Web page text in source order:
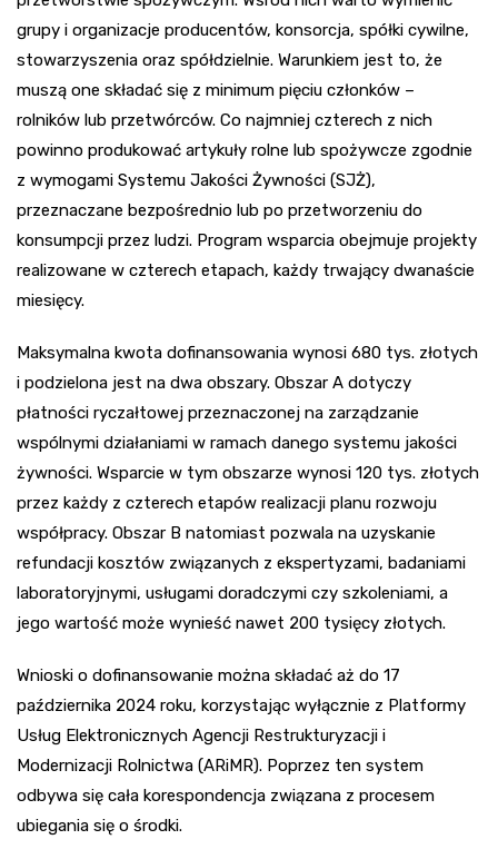
grupy i organizacje producentów, konsorcja, spółki cywilne,
stowarzyszenia oraz spółdzielnie. Warunkiem jest to, że
muszą one składać się z minimum pięciu członków –
rolników lub przetwórców. Co najmniej czterech z nich
powinno produkować artykuły rolne lub spożywcze zgodnie
z wymogami Systemu Jakości Żywności (SJŻ),
przeznaczane bezpośrednio lub po przetworzeniu do
konsumpcji przez ludzi. Program wsparcia obejmuje projekty
realizowane w czterech etapach, każdy trwający dwanaście
miesięcy.
Maksymalna kwota dofinansowania wynosi 680 tys. złotych
i podzielona jest na dwa obszary. Obszar A dotyczy
płatności ryczałtowej przeznaczonej na zarządzanie
wspólnymi działaniami w ramach danego systemu jakości
żywności. Wsparcie w tym obszarze wynosi 120 tys. złotych
przez każdy z czterech etapów realizacji planu rozwoju
współpracy. Obszar B natomiast pozwala na uzyskanie
refundacji kosztów związanych z ekspertyzami, badaniami
laboratoryjnymi, usługami doradczymi czy szkoleniami, a
jego wartość może wynieść nawet 200 tysięcy złotych.
Wnioski o dofinansowanie można składać aż do 17
października 2024 roku, korzystając wyłącznie z Platformy
Usług Elektronicznych Agencji Restrukturyzacji i
Modernizacji Rolnictwa (ARiMR). Poprzez ten system
odbywa się cała korespondencja związana z procesem
ubiegania się o środki.